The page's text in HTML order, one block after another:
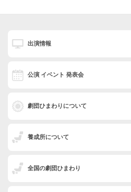
出演情報
公演 イベント 発表会
劇団ひまわりについて
養成所について
全国の劇団ひまわり